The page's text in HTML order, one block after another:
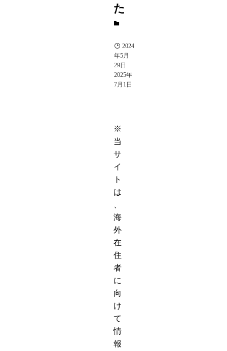
た
2024
年5月
29日
2025年
7月1日
※
当
サ
イ
ト
は
海
外
在
住
者
に
向
け
て
情
報